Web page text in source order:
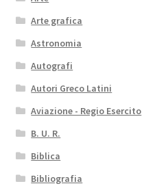
Arte grafica
Astronomia
Autografi
Autori Greco Latini
Aviazione - Regio Esercito
B. U. R.
Biblica
Bibliografia